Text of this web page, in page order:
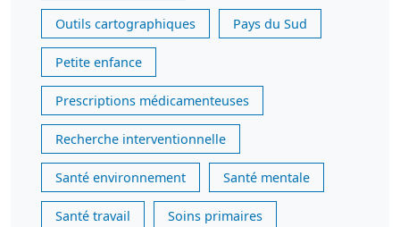
Outils cartographiques Pays du Sud
Petite enfance
Prescriptions médicamenteuses
Recherche interventionnelle
Santé environnement Santé mentale
Santé travail Soins primaires